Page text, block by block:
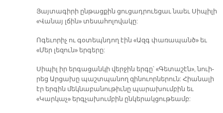
Յայ­տա­գի­րի ըն­թաց­քին ցու­ցադ­րուե­ցաւ նաեւ Սի­պի­լի
«Վա­նայ լճին» տե­սա­հոլո­վա­կը:
Ո­գե­ւո­րիչ ու գօ­տեպն­դող էին «Ազգ փա­ռա­պանծ» եւ
«Մեր լե­զուն» եր­գե­րը:
Սի­պիլ իր եր­գա­ցան­կի վեր­ջին եր­գը՝ «Գե­տա­շէն», նուի­
րեց Ար­ցա­խը պաշտ­պանող զի­նուոր­նե­րուն: Հիա­նա­լի
էր եր­գին մեկ­նա­բա­նու­թիւ­նը պա­րա­խում­բին եւ
«Կարկաչ» երգ­չա­խում­բին ըն­կե­րակ­ցու­թեամբ: